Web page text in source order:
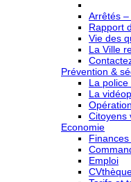
Arrêtés
Rapport
Vie des
La Ville
Prévention &
La
La
Citoyens
Economie
Emploi